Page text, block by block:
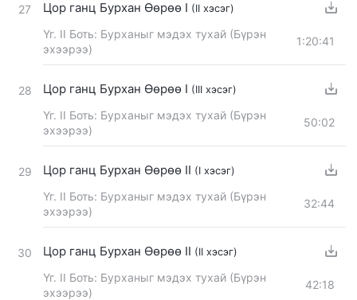
27 Цор ганц Бурхан Өөрөө I (II хэсэг)
Үг. II Боть: Бурханыг мэдэх тухай (Бүрэн
эхээрээ)
1:20:41
28 Цор ганц Бурхан Өөрөө I (III хэсэг)
Үг. II Боть: Бурханыг мэдэх тухай (Бүрэн
эхээрээ)
50:02
29 Цор ганц Бурхан Өөрөө II (I хэсэг)
Үг. II Боть: Бурханыг мэдэх тухай (Бүрэн
эхээрээ)
32:44
30 Цор ганц Бурхан Өөрөө II (II хэсэг)
Үг. II Боть: Бурханыг мэдэх тухай (Бүрэн
эхээрээ)
42:18